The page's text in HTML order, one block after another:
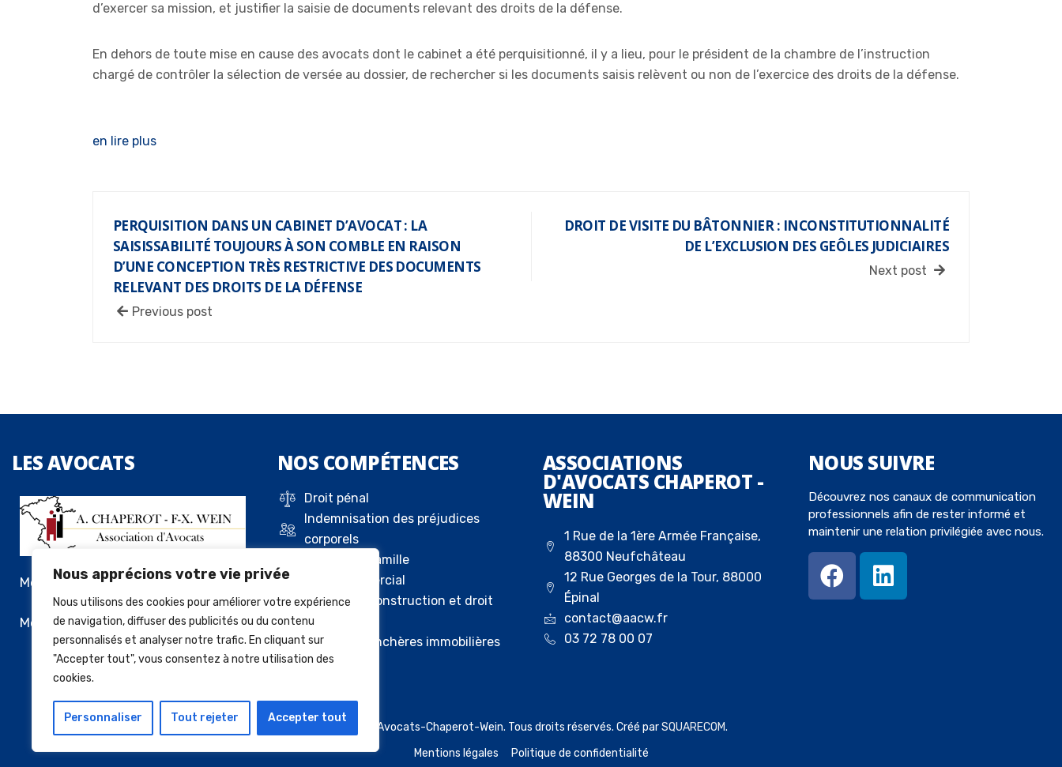
Nous apprécions votre vie privée
Nous utilisons des cookies pour améliorer votre expérience
de navigation, diffuser des publicités ou du contenu
personnalisés et analyser notre trafic. En cliquant sur
"Accepter tout", vous consentez à notre utilisation des
cookies.
Personnaliser Tout rejeter Accepter tout
d’exercer sa mission, et justifier la saisie de documents relevant des droits de la défense.
En dehors de toute mise en cause des avocats dont le cabinet a été perquisitionné, il y a lieu, pour le président de la chambre de l’instruction
chargé de contrôler la sélection de versée au dossier, de rechercher si les documents saisis relèvent ou non de l’exercice des droits de la défense.
en lire plus
PERQUISITION DANS UN CABINET D’AVOCAT : LA
SAISISSABILITÉ TOUJOURS À SON COMBLE EN RAISON
D’UNE CONCEPTION TRÈS RESTRICTIVE DES DOCUMENTS
RELEVANT DES DROITS DE LA DÉFENSE
Previous post
DROIT DE VISITE DU BÂTONNIER : INCONSTITUTIONNALITÉ
DE L’EXCLUSION DES GEÔLES JUDICIAIRES
Next post
LESAVOCATS
Me Alexandre Chaperot
Me François-Xavier Wein
NOS COMPÉTENCES
Droit pénal
Indemnisation des préjudices
corporels
Droit de la famille
Droit commercial
Droit de la construction et droit
locatif
Vente aux enchères immobilières
ASSOCIATIONS
D'AVOCATS CHAPEROT -
WEIN
1 Rue de la 1ère Armée Française,
88300 Neufchâteau
12 Rue Georges de la Tour, 88000
Épinal
contact@aacw.fr
03 72 78 00 07
NOUS SUIVRE
Découvrez nos canaux de communication
professionnels afin de rester informé et
maintenir une relation privilégiée avec nous.
© 2023 Avocats-Chaperot-Wein. Tous droits réservés. Créé parSQUARECOM.
Mentions légales
Politique de confidentialité